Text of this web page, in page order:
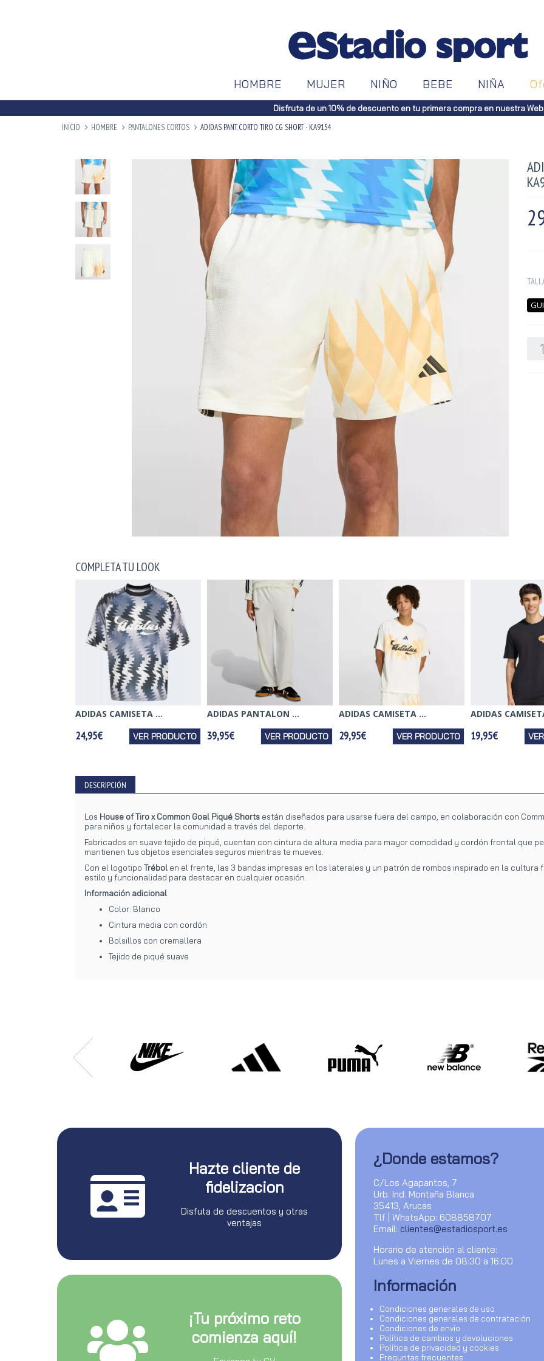
HOMBRE MUJER NIÑO BEBE NIÑA
Disfruta de un 10% de descuento en tu primera compra en nuestra Web
INICIO HOMBRE PANTALONES CORTOS ADIDAS PANT. CORTO TIRO CG SHORT - KA9154
COMPLETA TU LOOK
ADIDAS CAMISETA ...
24,95€ VER PRODUCTO
ADIDAS PANTALON ...
39,95€ VER PRODUCTO
ADIDAS CAMISETA ...
29,95€ VER PRODUCTO
ADIDAS
19,95€
DESCRIPCIÓN
Los House of Tiro x Common Goal Piqué Shorts están diseñados para usarse fuera del campo, en colaboración con
para niños y fortalecer la comunidad a través del deporte.
Fabricados en suave tejido de piqué, cuentan con cintura de altura media para mayor comodidad y cordón frontal que
mantienen tus objetos esenciales seguros mientras te mueves.
Con el logotipo Trébol en el frente, las 3 bandas impresas en los laterales y un patrón de rombos inspirado en la
estilo y funcionalidad para destacar en cualquier ocasión.
Información adicional
Color: Blanco
Cintura media con cordón
Bolsillos con cremallera
Tejido de piqué suave
Hazte cliente de
fidelizacion
Disfuta de descuentos y otras
ventajas
¡Tu próximo reto
comienza aquí!
¿Donde estamos?
C/Los Agapantos, 7
Urb. Ind. Montaña Blanca
35413, Arucas
Tlf | WhatsApp: 608858707
Email: clientes@estadiosport.es
Horario de atención al cliente:
Lunes a Viernes de 08:30 a 16:00
Información
Condiciones generales de uso
Condiciones generales de contratación
Condiciones de envío
Política de cambios y devoluciones
Política de privacidad y cookies
Preguntas frecuentes